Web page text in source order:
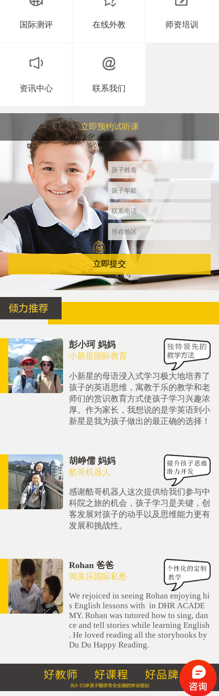
国际测评 在线外教 师资培训
资讯中心 联系我们
立即预约试听课
立即提交
彭小珂 妈妈
小新星国际教育
小新星的母语浸入式学习极大地培养了
孩子的英语思维，寓教于乐的教学和老
师们的赏识教育方式使孩子学习兴趣浓
厚。作为家长，我想说的是学英语到小
新星是我为孩子做出的最正确的选择！
胡峥儒 妈妈
酷哥机器人
感谢酷哥机器人这次提供给我们参与中
科院之旅的机会，孩子学习是关键，创
客发展对孩子的动手以及思维能力更有
发展和挑战性。
Rohan 爸爸
阅美乐国际私塾
We rejoiced in seeing Rohan enjoying hi
s English lessons with in DHR ACADE
MY. Rohan was tutored how to sing, dan
ce and tell stories while learning English
. He loved reading all the storybooks by
Du Du Happy Reading.